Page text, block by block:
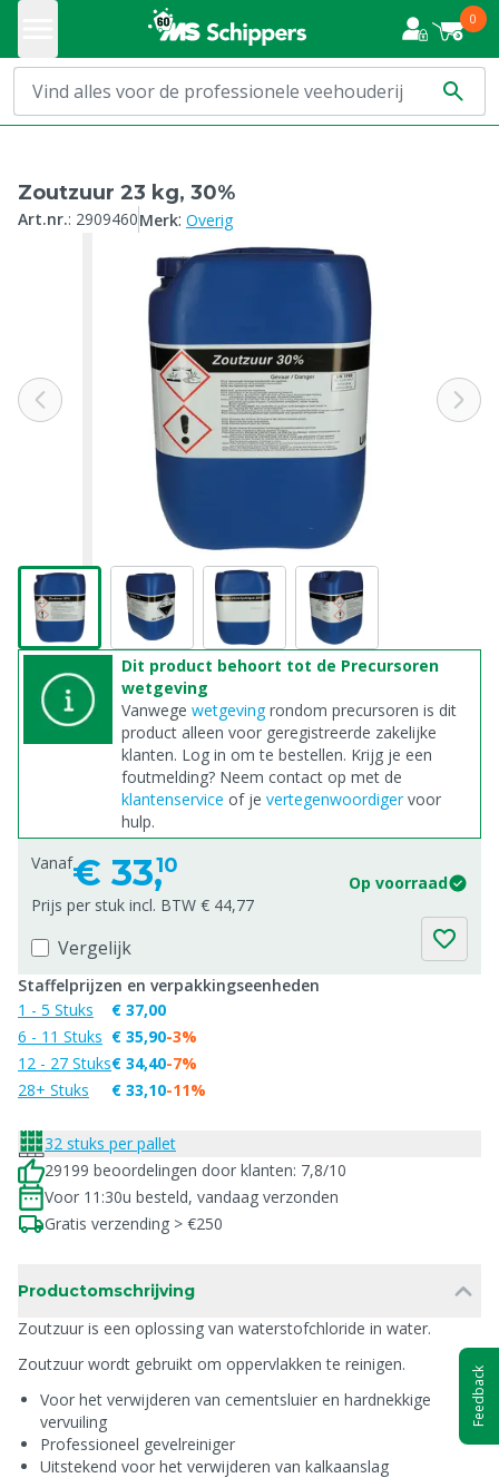
0
Zoutzuur 23 kg, 30%
Art.nr.: 2909460Merk: Overig
Dit product behoort tot de Precursoren
wetgeving
Vanwege wetgevingrondom precursoren is dit
product alleen voor geregistreerde zakelijke
klanten. Log in om te bestellen. Krijg je een
foutmelding? Neem contact op met de
klantenservice of je vertegenwoordigervoor
hulp.
Vanaf€ 33,10
Op voorraad
Prijs per stuk incl. BTW € 44,77
Vergelijk
Staffelprijzen en verpakkingseenheden
1 - 5 Stuks
6 - 11 Stuks
12 - 27 Stuks
28+ Stuks
€ 37,00
€ 35,90
€ 34,40
€ 33,10
-3%
-7%
-11%
32 stuks per pallet
29199 beoordelingen door klanten: 7,8/10
Voor 11:30u besteld, vandaag verzonden
Gratis verzending > €250
Productomschrijving
Zoutzuur is een oplossing van waterstofchloride in water.
Zoutzuur wordt gebruikt om oppervlakken te reinigen.
Voor het verwijderen van cementsluier en hardnekkige
vervuiling
Professioneel gevelreiniger
Uitstekend voor het verwijderen van kalkaanslag
Feedback